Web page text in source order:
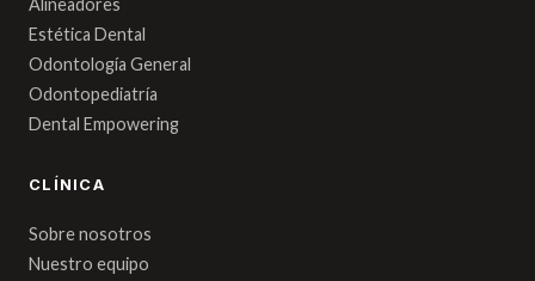
Estética Dental
Odontología General
Odontopediatría
Dental Empowering
CLÍNICA
Sobre nosotros
Nuestro equipo